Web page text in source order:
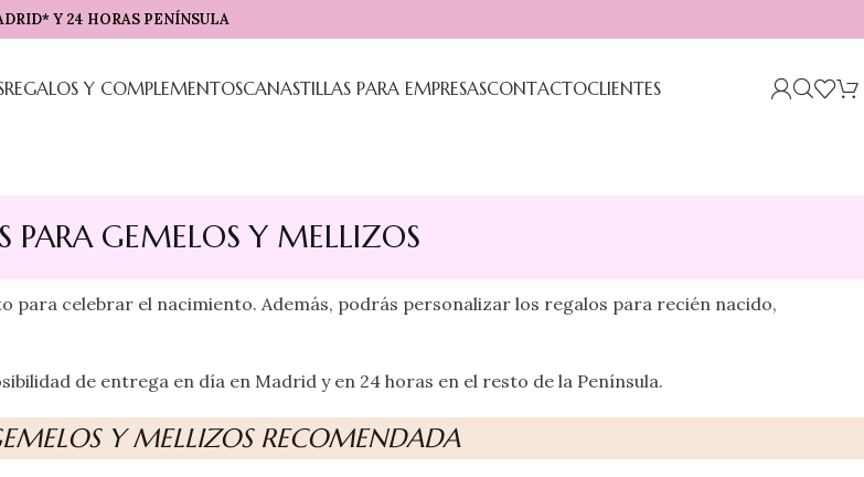
Y 24 HORAS PENÍNSULA
REGALOS Y COMPLEMENTOSCANASTILLAS PARA EMPRESASCONTACTOCLIENTES
PARA GEMELOS Y MELLIZOS
para celebrar el nacimiento. Además, podrás personalizar los regalos para recién nacido,
de entrega en día en Madrid y en 24 horas en el resto de la Península.
Y MELLIZOS RECOMENDADA